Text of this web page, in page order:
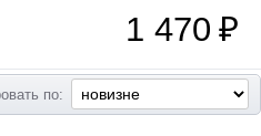
1 470₽
по: